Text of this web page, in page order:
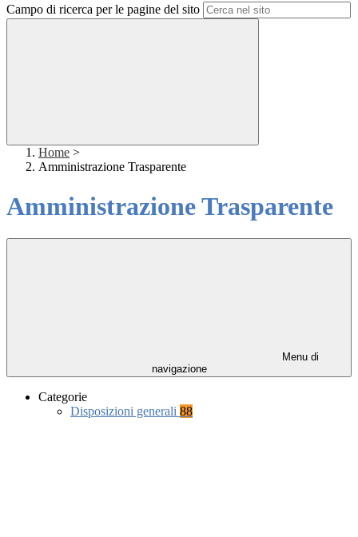
Campo di ricerca per le pagine del sito
Home >
Amministrazione Trasparente
Amministrazione Trasparente
Menu di
navigazione
Categorie
Disposizioni generali 88